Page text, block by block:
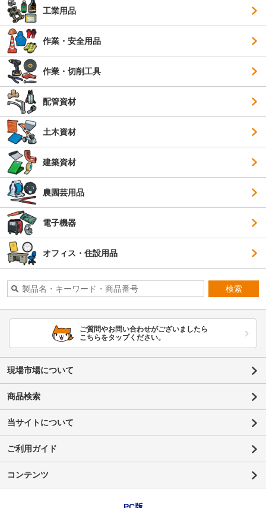
工業用品
作業・安全用品
作業・切削工具
配管資材
土木資材
建築資材
農園芸用品
電子機器
オフィス・住設用品
検索
ご質問やお問い合わせがございましたら
こちらをタップください。
現場市場について
商品検索
当サイトについて
ご利用ガイド
コンテンツ